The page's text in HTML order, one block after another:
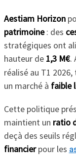
Aestiam Horizon
patrimoine: des
stratégiques ont
hauteur de 1,3 M€.
réalisé au T1
un marché à faible
Cette politique
maintient un ratio
deçà des seuils
financierpour les